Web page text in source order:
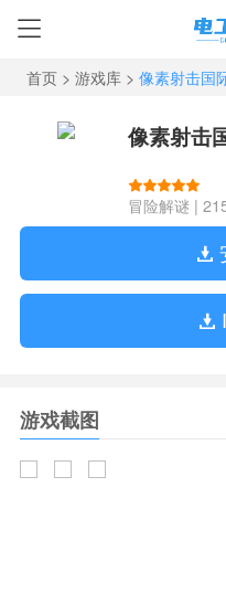
首页 > 游戏库 > 像素射击国
像素射击
冒险解谜 |
游戏截图